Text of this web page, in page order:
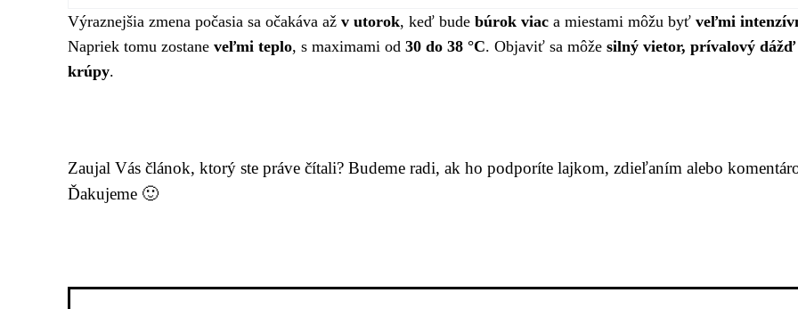
Výraznejšia zmena počasia sa očakáva až v utorok, keď bude búrok viac a miestami môžu byť veľmi
Napriek tomu zostane veľmi teplo, s maximami od 30 do 38 °C. Objaviť sa môže silný vietor, prívalový
krúpy.
Zaujal Vás článok, ktorý ste práve čítali? Budeme radi, ak ho podporíte lajkom, zdieľaním alebo
Ďakujeme 🙂